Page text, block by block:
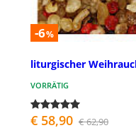
-6%
liturgischer
VORRÄTIG
€ 58,90 € 62,90